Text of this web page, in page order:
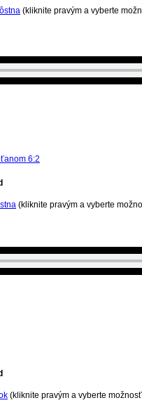
(kliknite pravým a vyberte
6:2
(kliknite pravým a vyberte
(kliknite pravým a vyberte